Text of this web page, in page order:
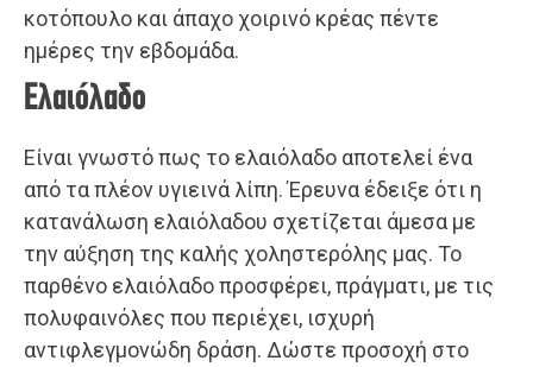
κοτόπουλο και άπαχο χοιρινό κρέας πέντε
ημέρες την εβδομάδα.
Ελαιόλαδο
Είναι γνωστό πως το ελαιόλαδο αποτελεί ένα
από τα πλέον υγιεινά λίπη. Έρευνα έδειξε ότι η
κατανάλωση ελαιόλαδου σχετίζεται άμεσα με
την αύξηση της καλής χοληστερόλης μας. Το
παρθένο ελαιόλαδο προσφέρει, πράγματι, με τις
πολυφαινόλες που περιέχει, ισχυρή
αντιφλεγμονώδη δράση. Δώστε προσοχή στο